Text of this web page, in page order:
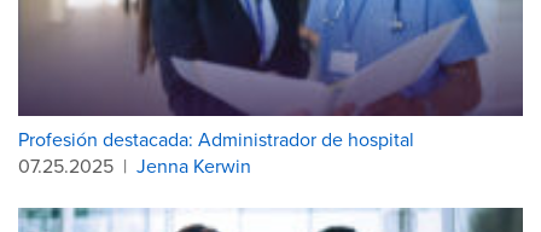
Profesión destacada: Administrador de hospital
07.25.2025 | Jenna Kerwin